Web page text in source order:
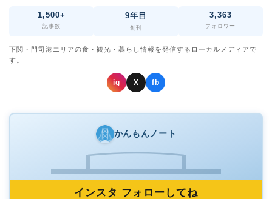
1,500+
記事数
9年目
創刊
3,363
フォロワー
下関・門司港エリアの食・観光・暮らし情報を発信するローカルメディアで
す。
ig X fb
かんもんノート
インスタ フォローしてね